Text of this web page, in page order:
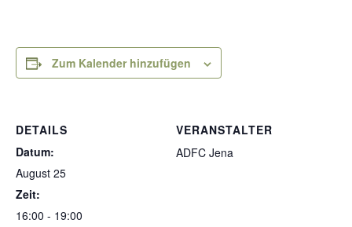
Zum Kalender hinzufügen
DETAILS
Datum:
August 25
Zeit:
16:00 - 19:00
VERANSTALTER
ADFC Jena